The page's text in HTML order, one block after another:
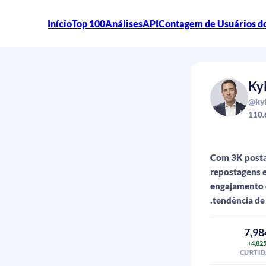
InícioTop 100AnálisesAPIContagem de Usuários
Com 3K
repostagens
.tendência
+4,825